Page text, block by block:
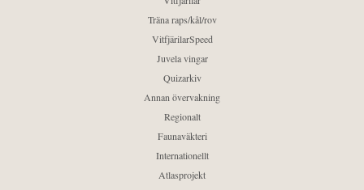
Träna raps/kål/rov
VitfjärilarSpeed
Juvela vingar
Quizarkiv
Annan övervakning
Regionalt
Faunaväkteri
Internationellt
Atlasprojekt